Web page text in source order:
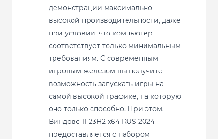
демонстрации максимально
высокой производительности, даже
при условии, что компьютер
соответствует только минимальным
требованиям. С современным
игровым железом вы получите
возможность запускать игры на
самой высокой графике, на которую
оно только способно. При этом,
Виндовс 11 23H2 x64 RUS 2024
предоставляется с набором